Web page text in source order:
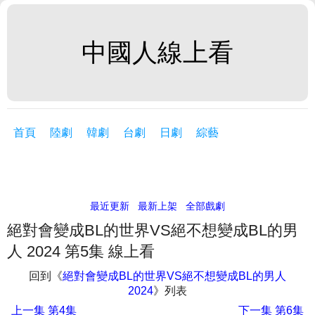
中國人線上看
首頁 陸劇 韓劇 台劇 日劇 綜藝
最近更新 最新上架 全部戲劇
絕對會變成BL的世界VS絕不想變成BL的男
人 2024 第5集 線上看
回到《絕對會變成BL的世界VS絕不想變成BL的男人
2024》列表
上一集 第4集 下一集第6集